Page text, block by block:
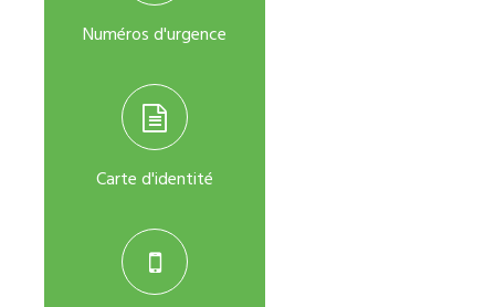
Numéros d'urgence
Carte d'identité